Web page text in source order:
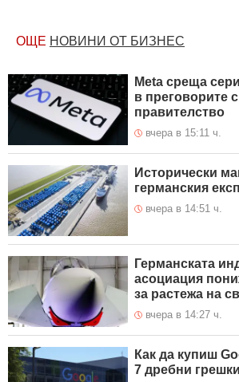
ОЩЕ НОВИНИ ОТ БИЗНЕС
Meta среща
в преговорите
правителство
вчера в 15:11 ч.
Исторически
германския
вчера в 14:51 ч.
Германската
асоциация
за растежа на
вчера в 14:27 ч.
Как да купиш
7 дребни